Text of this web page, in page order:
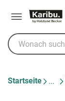
Startseite